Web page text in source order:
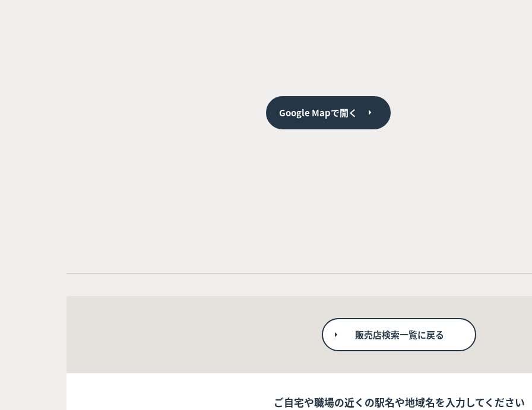
Google Mapで開く
販売店検索一覧に戻る
ご自宅や職場の近くの駅名や地域名を入力してください